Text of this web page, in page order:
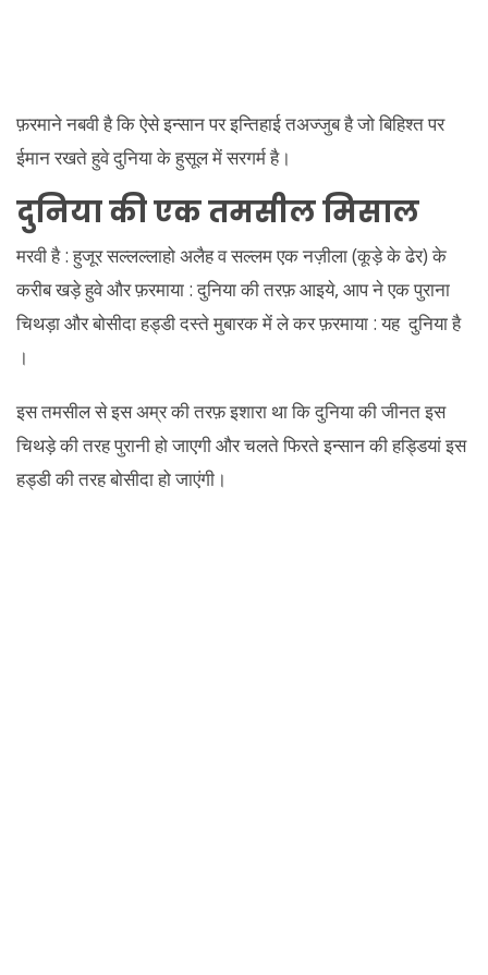
फ़रमाने नबवी है कि ऐसे इन्सान पर इन्तिहाई तअज्जुब है जो बिहिश्त पर
ईमान रखते हुवे दुनिया के हुसूल में सरगर्म है।
दुनिया की एक तमसील मिसाल
मरवी है : हुजूर सल्लल्लाहो अलैह व सल्लम एक नज़ीला (कूड़े के ढेर) के
करीब खड़े हुवे और फ़रमाया : दुनिया की तरफ़ आइये, आप ने एक पुराना
चिथड़ा और बोसीदा हड्डी दस्ते मुबारक में ले कर फ़रमाया : यह दुनिया है
।
इस तमसील से इस अम्र की तरफ़ इशारा था कि दुनिया की जीनत इस
चिथड़े की तरह पुरानी हो जाएगी और चलते फिरते इन्सान की हड्डियां इस
हड्डी की तरह बोसीदा हो जाएंगी।